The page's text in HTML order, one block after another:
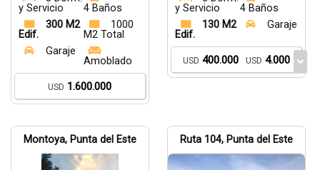
y Servicio
4 Baños
300 M2
Edif.
1000
M2 Total
Garaje
Amoblado
USD 1.600.000
y Servicio
4 Baños
130 M2
Edif.
Garaje
USD 400.000 USD 4.000
Montoya, Punta del Este Ruta 104, Punta del Este